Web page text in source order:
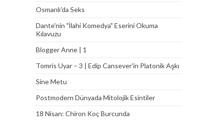
Osmanlı'da Seks
Dante'nin "İlahi Komedya" Eserini Okuma
Kılavuzu
Blogger Anne | 1
Tomris Uyar – 3 | Edip Cansever'in Platonik Aşkı
Sine Metu
Postmodern Dünyada Mitolojik Esintiler
18 Nisan: Chiron Koç Burcunda